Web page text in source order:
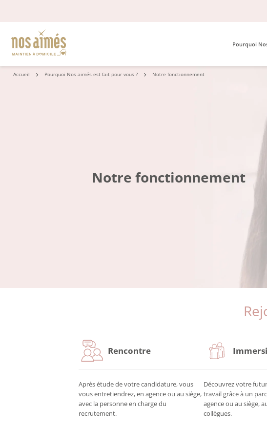
Pourquoi
Accueil Pourquoi Nos aimés est fait pour vous ? Notre fonctionnement
Notre fonctionnement
Rencontre
Après étude de votre candidature, vous
vous entretiendrez, en agence ou au siège,
avec la personne en charge du
recrutement.
Découvrez votre
travail grâce à un
agence ou au siège,
collègues.